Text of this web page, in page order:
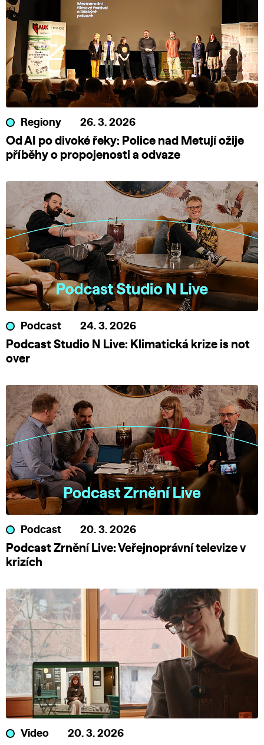
Regiony 26. 3. 2026
Od AI po divoké řeky: Police nad Metují ožije
příběhy o propojenosti a odvaze
Podcast 24. 3. 2026
Podcast Studio N Live: Klimatická krize is not
over
Podcast 20. 3. 2026
Podcast Zrnění Live: Veřejnoprávní televize v
krizích
Video 20. 3. 2026